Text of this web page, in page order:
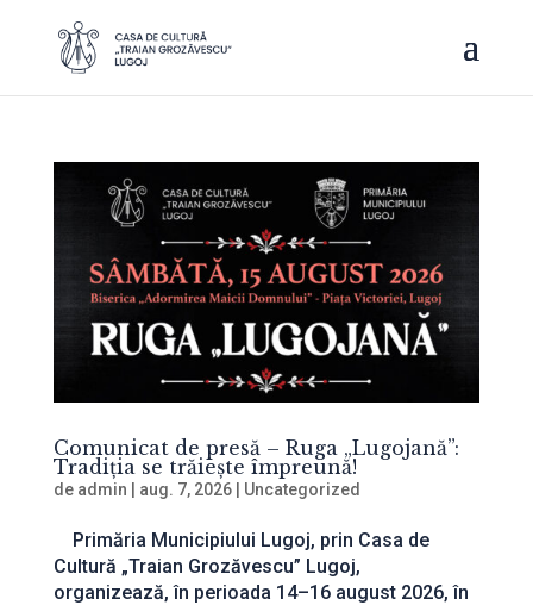
Comunicat de presă – Ruga „Lugojană”:
Tradiția se trăiește împreună!
de admin | aug. 7, 2026| Uncategorized
Primăria Municipiului Lugoj, prin Casa de
Cultură „Traian Grozăvescu” Lugoj,
organizează, în perioada 14–16 august 2026, în